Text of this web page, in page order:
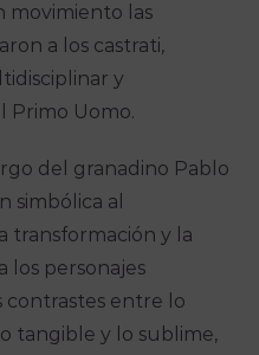
movimiento las
a los castrati,
y
Primo Uomo.
del granadino Pablo
simbólica al
transformación y la
los personajes
contrastes entre lo
tangible y lo sublime,